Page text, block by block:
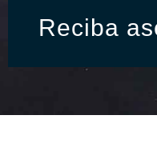
Reciba